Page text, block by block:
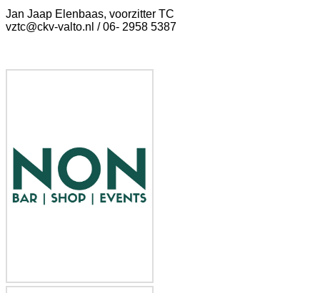
Jan Jaap Elenbaas, voorzitter TC
vztc@ckv-valto.nl / 06- 2958 5387